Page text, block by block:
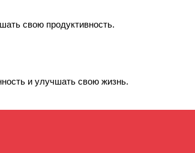
свою продуктивность.
и улучшать свою жизнь.